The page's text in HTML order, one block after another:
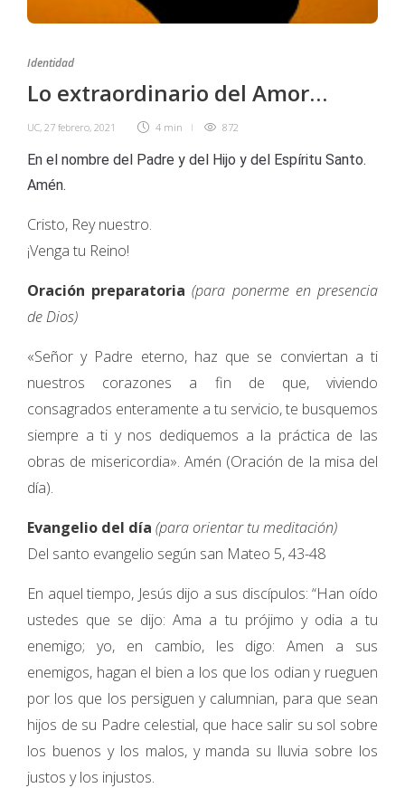
Identidad
Lo extraordinario del Amor…
UC, 27 febrero, 2021 4 min 872
En el nombre del Padre y del Hijo y del Espíritu Santo.
Amén.
Cristo, Rey nuestro.
¡Venga tu Reino!
Oración preparatoria (para ponerme en presencia
de Dios)
«Señor y Padre eterno, haz que se conviertan a ti
nuestros corazones a fin de que, viviendo
consagrados enteramente a tu servicio, te busquemos
siempre a ti y nos dediquemos a la práctica de las
obras de misericordia». Amén (Oración de la misa del
día).
Evangelio del día (para orientar tu meditación)
Del santo evangelio según san Mateo 5, 43-48
En aquel tiempo, Jesús dijo a sus discípulos: “Han oído
ustedes que se dijo: Ama a tu prójimo y odia a tu
enemigo; yo, en cambio, les digo: Amen a sus
enemigos, hagan el bien a los que los odian y rueguen
por los que los persiguen y calumnian, para que sean
hijos de su Padre celestial, que hace salir su sol sobre
los buenos y los malos, y manda su lluvia sobre los
justos y los injustos.